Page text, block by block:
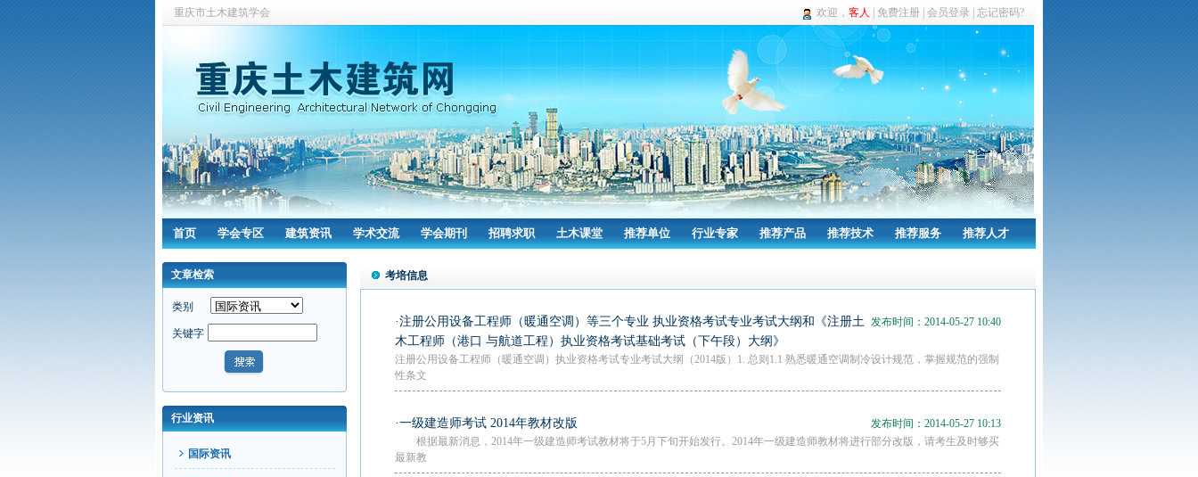
重庆市土木建筑学会 欢迎， 客人 免费注册 会员登录 忘记密码?
首页 学会专区 建筑资讯 学术交流 学会期刊 招聘求职 土木课堂 推荐单位 行业专家 推荐产品 推荐技术 推荐服务 推荐人才
文章检索
类别
关键字
行业资讯
国际资讯
考培信息
发布时间：2014-05-27 10:40
·注册公用设备工程师（暖通空调）等三个专业 执业资格考试专业考试大纲和《注册土
木工程师（港口 与航道工程）执业资格考试基础考试（下午段）大纲》
注册公用设备工程师（暖通空调）执业资格考试专业考试大纲（2014版）1. 总则1.1 熟悉暖通空调制冷设计规范，掌握规范的强制
性条文
发布时间：2014-05-27 10:13
·一级建造师考试 2014年教材改版
根据最新消息，2014年一级建造师考试教材将于5月下旬开始发行。2014年一级建造师教材将进行部分改版，请考生及时够买
最新教